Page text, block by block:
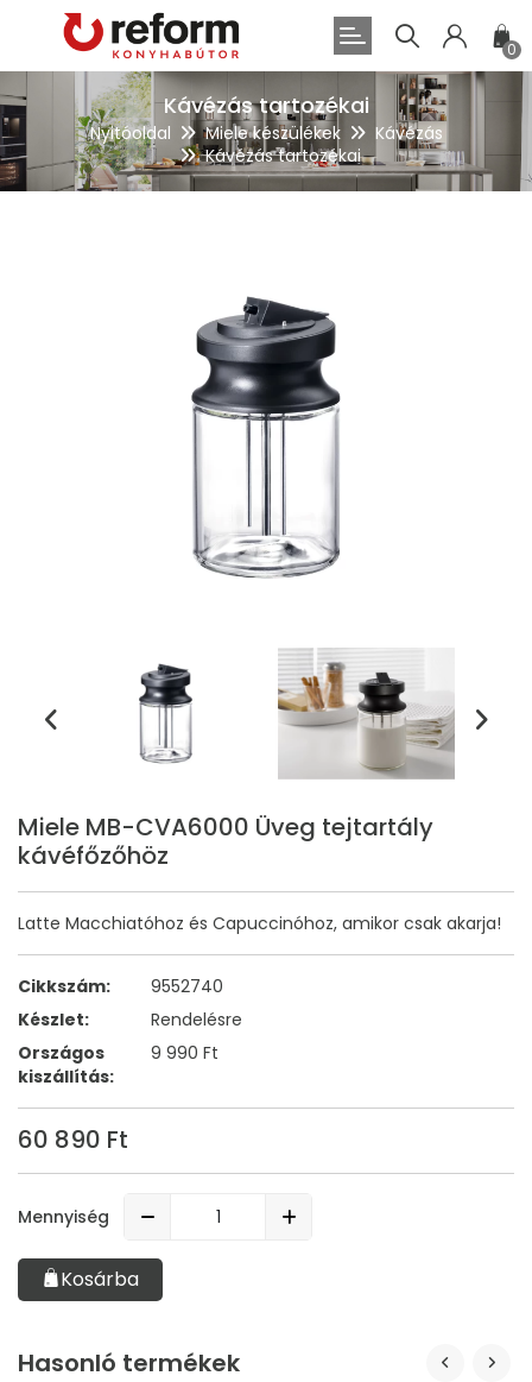
0
Kávézás tartozékai
Nyitóoldal Miele készülékek
Kávézás
Kávézás tartozékai
Miele MB-CVA6000 Üveg tejtartály
kávéfőzőhöz
Latte Macchiatóhoz és Capuccinóhoz, amikor csak akarja!
Cikkszám:
9552740
Készlet:
Rendelésre
Országos
kiszállítás:
9 990 Ft
60 890 Ft
Mennyiség
Kosárba
Hasonló termékek